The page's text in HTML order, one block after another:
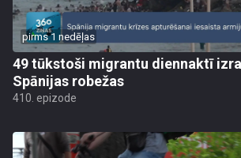
pirms 1 nedēļas
49 tūkstoši migrantu diennaktī
Spānijas robežas
410. epizode